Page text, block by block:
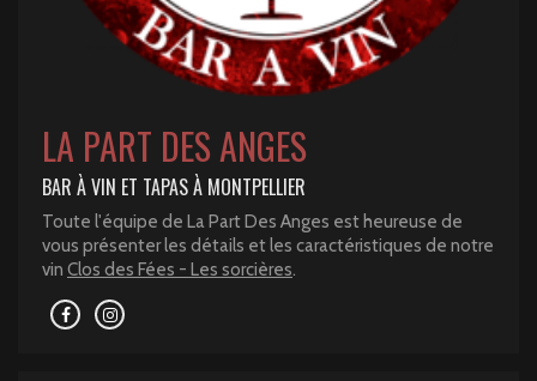
LA PART DES ANGES
BAR À VIN ET TAPAS À MONTPELLIER
Toute l'équipe de La Part Des Anges est heureuse de
vous présenter les détails et les caractéristiques de notre
vin Clos des Fées - Les sorcières.